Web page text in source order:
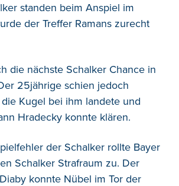
standen beim Anspiel im
der Treffer Ramans zurecht
die nächste Schalker Chance in
25jährige schien jedoch
Kugel bei ihm landete und
Hradecky konnte klären.
der Schalker rollte Bayer
Schalker Strafraum zu. Der
konnte Nübel im Tor der